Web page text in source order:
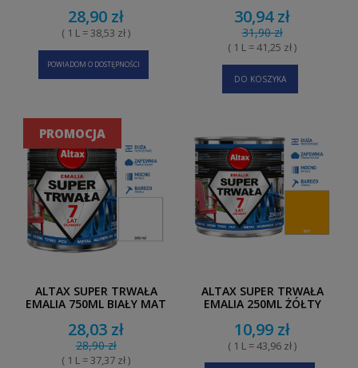
28,90 zł
( 1 L = 38,53 zł )
POWIADOM O DOSTĘPNOŚCI
30,94 zł
31,90 zł
( 1 L = 41,25 zł )
DO KOSZYKA
ALTAX SUPER TRWAŁA
EMALIA 750ML BIAŁY MAT
28,03 zł
28,90 zł
( 1 L = 37,37 zł )
PROMOCJA
ALTAX SUPER TRWAŁA
EMALIA 250ML ŻÓŁTY
10,99 zł
( 1 L = 43,96 zł )